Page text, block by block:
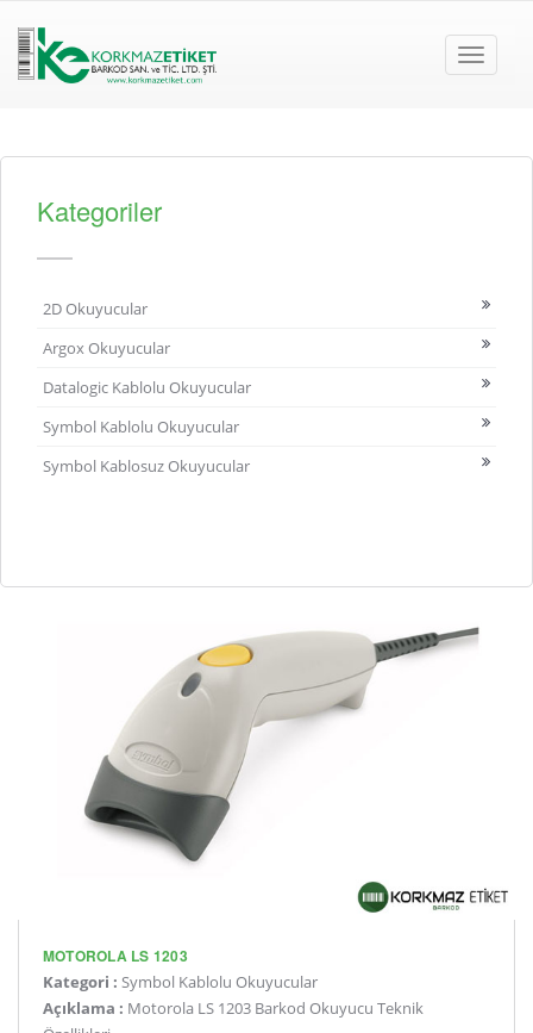
Toggle
Kategoriler
2D Okuyucular
Argox Okuyucular
Datalogic Kablolu Okuyucular
Symbol Kablolu Okuyucular
Symbol Kablosuz Okuyucular
MOTOROLA LS 1203
Kategori : Symbol Kablolu Okuyucular
Açıklama : Motorola LS 1203 Barkod Okuyucu Teknik